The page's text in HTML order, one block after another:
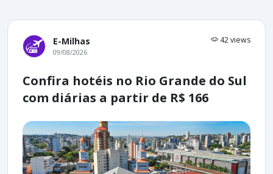
E-Milhas 42 views
09/08/2026
Confira hotéis no Rio Grande do Sul
com diárias a partir de R$ 166